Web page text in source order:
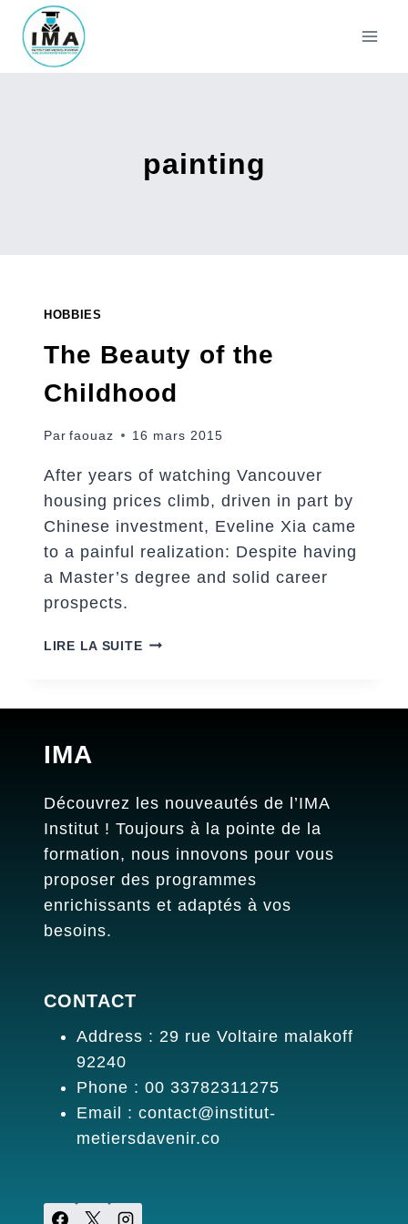
Aller
contenu
painting
HOBBIES
The Beauty of the
Childhood
Par faouaz 16 mars 2015
After years of watching Vancouver
housing prices climb, driven in part by
Chinese investment, Eveline Xia came
to a painful realization: Despite having
a Master’s degree and solid career
prospects.
LIRE LA SUITETHE
IMA
Découvrez les nouveautés de l’IMA
Institut ! Toujours à la pointe de la
formation, nous innovons pour vous
proposer des programmes
enrichissants et adaptés à vos
besoins.
CONTACT
Address : 29 rue Voltaire malakoff
92240
Phone : 00 33782311275
Email : contact@institut-
metiersdavenir.co